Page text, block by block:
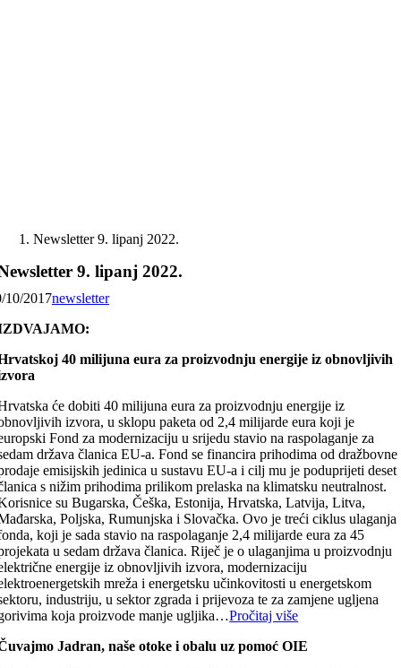
Newsletter 9. lipanj 2022.
9. lipanj 2022.
10/2017newsletter
40 milijuna eura za proizvodnju energije iz obnovljivih
će dobiti 40 milijuna eura za proizvodnju energije iz
izvora, u sklopu paketa od 2,4 milijarde eura koji je
Fond za modernizaciju u srijedu stavio na raspolaganje za
država članica EU-a. Fond se financira prihodima od dražbovne
emisijskih jedinica u sustavu EU-a i cilj mu je poduprijeti deset
s nižim prihodima prilikom prelaska na klimatsku neutralnost.
su Bugarska, Češka, Estonija, Hrvatska, Latvija, Litva,
Poljska, Rumunjska i Slovačka. Ovo je treći ciklus ulaganja
koji je sada stavio na raspolaganje 2,4 milijarde eura za 45
u sedam država članica. Riječ je o ulaganjima u proizvodnju
energije iz obnovljivih izvora, modernizaciju
mreža i energetsku učinkovitosti u energetskom
industriju, u sektor zgrada i prijevoza te za zamjene ugljena
koja proizvode manje ugljika…Pročitaj više
Jadran, naše otoke i obalu uz pomoć OIE